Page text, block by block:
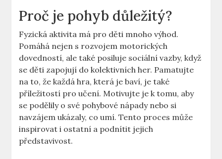
Proč je pohyb důležitý?
Fyzická aktivita má pro děti ​mnoho výhod.
Pomáhá nejen s rozvojem‍ motorických
dovedností, ale také posiluje sociální vazby, když
se děti ‌zapojují do kolektivních her.⁤ Pamatujte
na to, že každá hra, která je baví, je také
příležitostí pro učení. Motivujte‍ je k ‌tomu, aby
se podělily o své pohybové nápady nebo si
navzájem ukázaly, co umí. Tento ⁤proces může
inspirovat i ostatní a podnítit jejich
představivost.